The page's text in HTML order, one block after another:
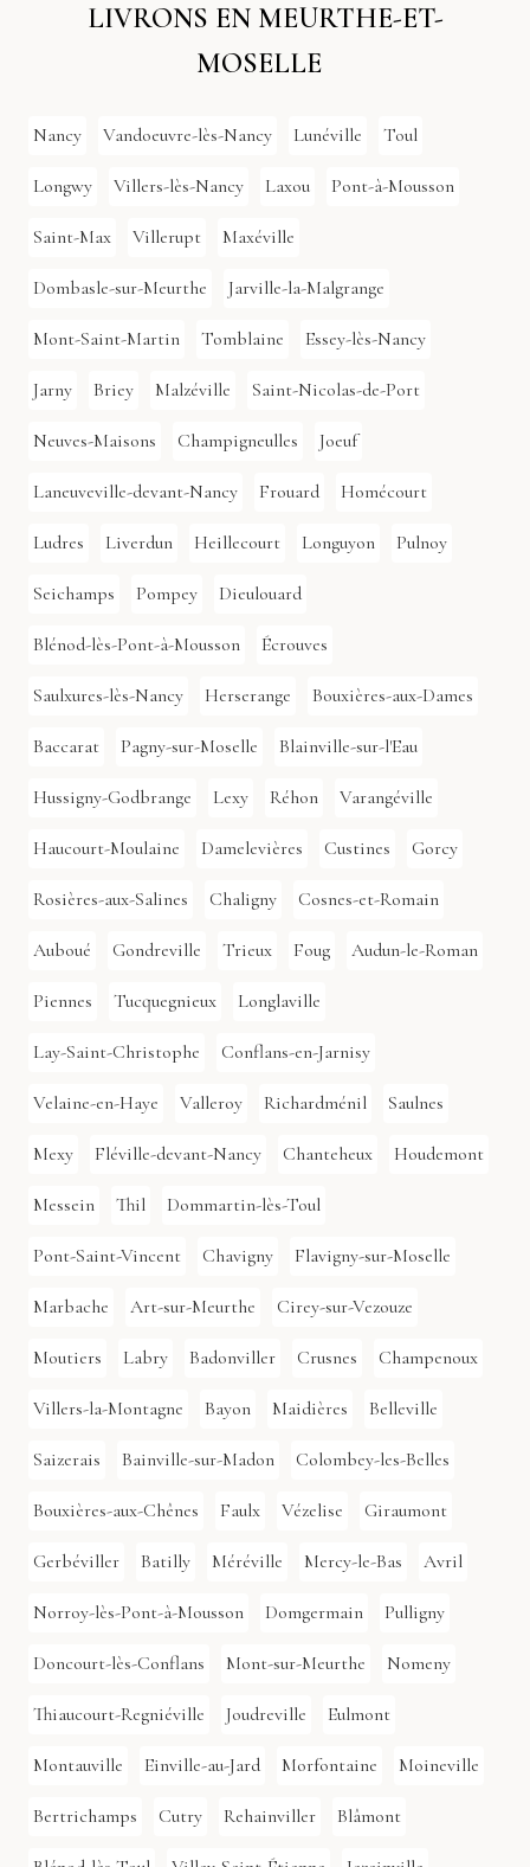
LIVRONS EN MEURTHE-ET-
MOSELLE
Nancy Vandoeuvre-lès-Nancy Lunéville Toul
Longwy Villers-lès-Nancy Laxou Pont-à-Mousson
Saint-Max Villerupt Maxéville
Dombasle-sur-Meurthe Jarville-la-Malgrange
Mont-Saint-Martin Tomblaine Essey-lès-Nancy
Jarny Briey Malzéville Saint-Nicolas-de-Port
Neuves-Maisons Champigneulles Joeuf
Laneuveville-devant-Nancy Frouard Homécourt
Ludres Liverdun Heillecourt Longuyon Pulnoy
Seichamps Pompey Dieulouard
Blénod-lès-Pont-à-Mousson Écrouves
Saulxures-lès-Nancy Herserange Bouxières-aux-Dames
Baccarat Pagny-sur-Moselle Blainville-sur-l'Eau
Hussigny-Godbrange Lexy Réhon Varangéville
Haucourt-Moulaine Damelevières Custines Gorcy
Rosières-aux-Salines Chaligny Cosnes-et-Romain
Auboué Gondreville Trieux Foug Audun-le-Roman
Piennes Tucquegnieux Longlaville
Lay-Saint-Christophe Conflans-en-Jarnisy
Velaine-en-Haye Valleroy Richardménil Saulnes
Mexy Fléville-devant-Nancy Chanteheux Houdemont
Messein Thil Dommartin-lès-Toul
Pont-Saint-Vincent Chavigny Flavigny-sur-Moselle
Marbache Art-sur-Meurthe Cirey-sur-Vezouze
Moutiers Labry Badonviller Crusnes Champenoux
Villers-la-Montagne Bayon Maidières Belleville
Saizerais Bainville-sur-Madon Colombey-les-Belles
Bouxières-aux-Chênes Faulx Vézelise Giraumont
Gerbéviller Batilly Méréville Mercy-le-Bas Avril
Norroy-lès-Pont-à-Mousson Domgermain Pulligny
Doncourt-lès-Conflans Mont-sur-Meurthe Nomeny
Thiaucourt-Regniéville Joudreville Eulmont
Montauville Einville-au-Jard Morfontaine Moineville
Bertrichamps Cutry Rehainviller Blâmont